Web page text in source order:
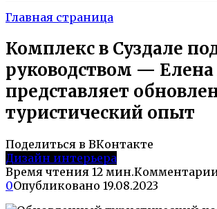
Главная страница
Комплекс в Суздале
руководством —
представляет
туристический опыт
Поделиться в ВКонтакте
Дизайн интерьера
Время чтения 12 мин.
0Опубликовано 19.08.2023